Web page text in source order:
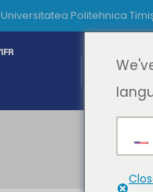
Universitatea Politehnica
Acasă